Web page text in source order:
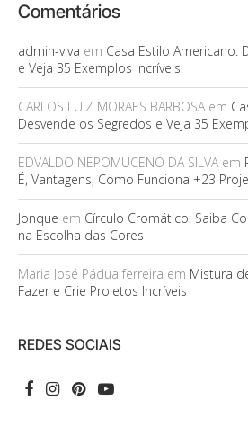
Comentários
admin-viva em Casa Estilo Americano:
e Veja 35 Exemplos Incríveis!
CARLOS LUIZ MORAES BARBOSAem
Desvende os Segredos e Veja 35
EDVALDO NEPOMUCENO DA SILVAem
É, Vantagens, Como Funciona +23
Jonque em Círculo Cromático: Saiba
na Escolha das Cores
Maria José Pádua ferreira em Mistura
Fazer e Crie Projetos Incríveis
REDES SOCIAIS